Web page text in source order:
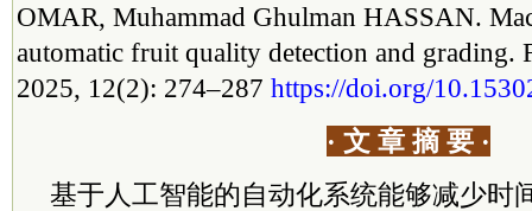
OMAR, Muhammad Ghulman HASSAN.
automatic fruit quality detection and grading.
2025, 12(2): 274–287 https://doi.org/
· 文 章 摘 要 ·
基于人工智能的自动化系统能够减少时